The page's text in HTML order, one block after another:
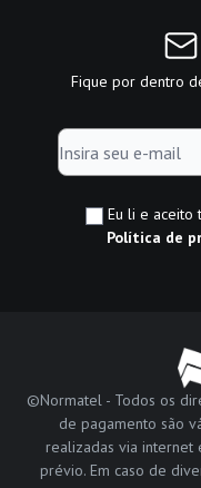
Fique por dentro
Eu li e aceito
Política de
©Normatel - Todos os
de pagamento são
realizadas via
prévio. Em caso de